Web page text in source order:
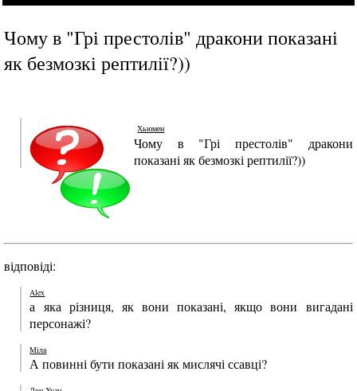
Чому в "Грі престолів" дракони показані
як безмозкі рептилії?))
Хьюмен
Чому в "Грі престолів" дракони
показані як безмозкі рептилії?))
відповіді:
Alex
а яка різниця, як вони показані, якщо вони вигадані
персонажі?
Міла
А повинні бути показані як мислячі ссавці?